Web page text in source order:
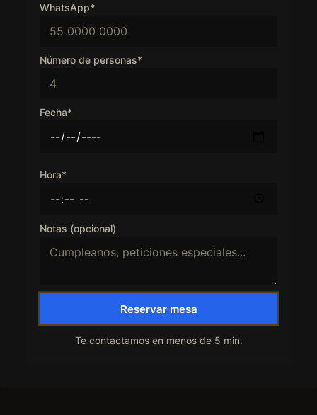
WhatsApp*
Número de personas*
Fecha*
Hora*
Notas (opcional)
Reservar mesa
Te contactamos en menos de 5 min.